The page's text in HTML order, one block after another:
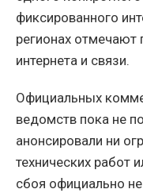
фиксированного
регионах отмечают
интернета и связи.
Официальных
ведомств пока не
анонсировали ни
технических работ
сбоя официально